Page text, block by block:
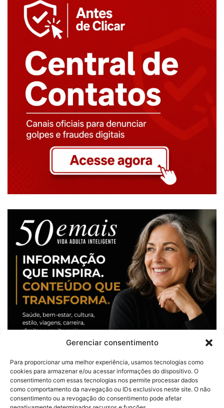
Gerenciar consentimento
Para proporcionar uma melhor experiência, usamos tecnologias como
cookies para armazenar e/ou acessar informações do dispositivo. O
consentimento com essas tecnologias nos permite processar dados
como comportamento da navegação ou IDs exclusivos neste site. O não
consentimento ou a revogação do consentimento pode afetar